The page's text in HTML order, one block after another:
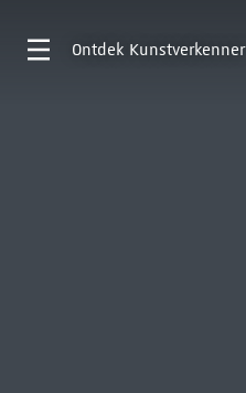
Ontdek Kunstverkenner